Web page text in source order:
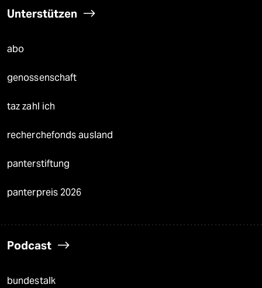
Unterstützen
abo
genossenschaft
taz zahl ich
recherchefonds ausland
panterstiftung
panterpreis 2026
Podcast
bundestalk